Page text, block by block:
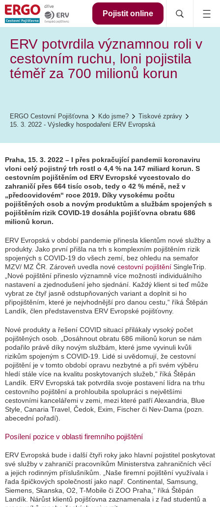
Pojistit online
ERV potvrdila významnou roli v
cestovním ruchu, loni pojistila
téměř za 700 milionů korun
ERGO Cestovní Pojišťovna Kdo jsme?
Tiskové zprávy
15. 3. 2022 - Výsledky hospodaření ERV Evropská
Praha, 15. 3. 2022 – I přes pokračující pandemii koronaviru
vloni celý pojistný trh rostl o 4,4 % na 147 miliard korun. S
cestovním pojištěním od ERV Evropské vycestovalo do
zahraničí přes 664 tisíc osob, tedy o 42 % méně, než v
„předcovidovém“ roce 2019. Díky vysokému počtu
pojištěných osob a novým produktům a službám spojených s
pojištěním rizik COVID-19 dosáhla pojišťovna obratu 686
milionů korun.
ERV Evropská v období pandemie přinesla klientům nové služby a
produkty. Jako první přišla na trh s komplexním pojištěním rizik
spojených s COVID-19 do všech zemí, bez ohledu na semafor
MZV/ MZ ČR. Zároveň uvedla nové cestovní pojištění SingleTrip.
Nové pojištění přineslo významně více možností individuálního
nastavení a zjednodušení jeho sjednání. Každý klient si teď může
vybrat ze čtyř jasně odstupňovaných variant a doplnit si ho
připojištěním, které je nejvhodnější pro danou cestu, “ říká Štěpán
Landík, člen představenstva ERV Evropské pojišťovny.
Nové produkty a řešení COVID situací přilákaly vysoký počet
pojištěných osob. „ Dosáhnout obratu 686 milionů korun se nám
podařilo právě díky novým službám, které jsme vyvinuli kvůli
rizikům spojeným s COVID-19. Lidé si uvědomují, že cestovní
pojištění je v tomto období opravu nezbytné a při svém výběru
hledí stále více na kvalitu poskytovaných služeb ,“ říká Štěpán
Landík. ERV Evropská tak potvrdila svoje postavení lídra na trhu
cestovního pojištění a prohloubila spolupráci s největšími
cestovními kancelářemi v zemi, mezi které patří Alexandria, Blue
Style, Canaria Travel, Čedok, Exim, Fischer či Nev-Dama (pozn.
abecední pořadí).
Posílení pozice v oblasti firemního pojištění
ERV Evropská bude i další čtyři roky jako hlavní pojistitel poskytovat
své služby v zahraničí pracovníkům Ministerstva zahraničních věcí
a jejich rodinným příslušníkům. „Naše firemní pojištění využívala i
řada špičkových společností jako např. Continental, Samsung,
Siemens, Skanska, O2, T-Mobile či ZOO Praha,“ říká Štěpán
Landík. Nárůst klientů pojišťovna zaznamenala i z řad studentů a